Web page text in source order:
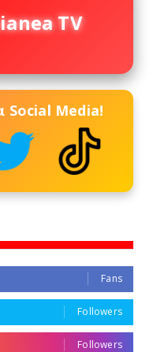
TV
Social Media!
Fans
Followers
Followers